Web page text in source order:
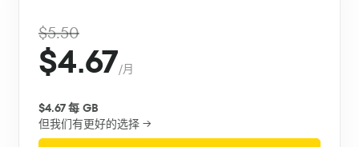
$5.50
$4.67/月
$4.67 每 GB
但我们有更好的选择 →